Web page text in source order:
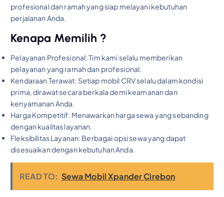
profesional dan ramah yang siap melayani kebutuhan
perjalanan Anda.
Kenapa Memilih ?
Pelayanan Profesional: Tim kami selalu memberikan
pelayanan yang ramah dan profesional.
Kendaraan Terawat: Setiap mobil CRV selalu dalam kondisi
prima, dirawat secara berkala demi keamanan dan
kenyamanan Anda.
Harga Kompetitif: Menawarkan harga sewa yang sebanding
dengan kualitas layanan.
Fleksibilitas Layanan: Berbagai opsi sewa yang dapat
disesuaikan dengan kebutuhan Anda.
READ TO: Sewa Mobil Xpander Cirebon